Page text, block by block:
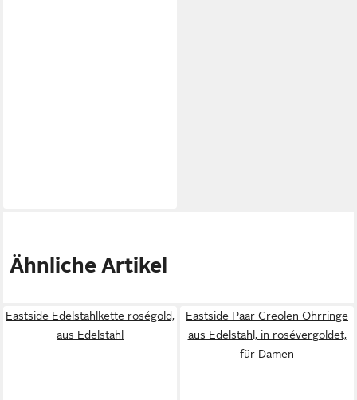
Ähnliche Artikel
Eastside Edelstahlkette roségold,
aus Edelstahl
Eastside Paar Creolen Ohrringe
aus Edelstahl, in rosévergoldet,
für Damen